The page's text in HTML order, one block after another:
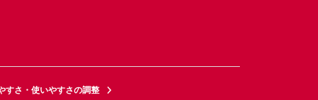
すさ・使いやすさの調整